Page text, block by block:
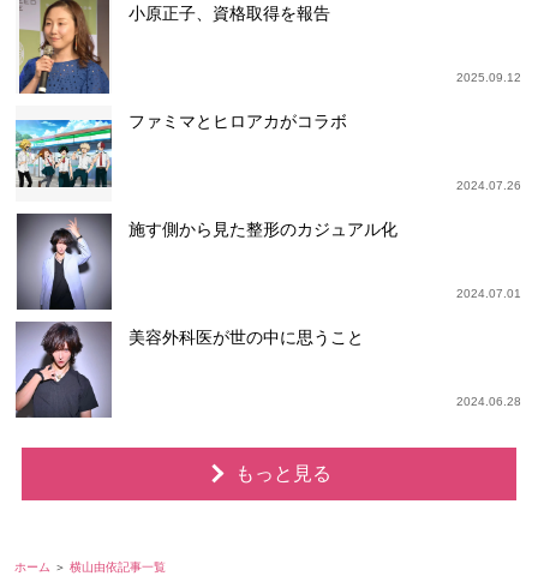
小原正子、資格取得を報告
2025.09.12
ファミマとヒロアカがコラボ
2024.07.26
施す側から見た整形のカジュアル化
2024.07.01
美容外科医が世の中に思うこと
2024.06.28
もっと見る
ホーム 横山由依記事一覧